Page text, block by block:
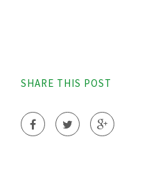
SHARE THIS POST